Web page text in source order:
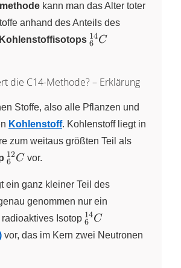
kann man das Alter toter
anhand des Anteils des
_{6}^{14}C
6
14C
die C14-Methode? – Erklärung
Stoffe, also alle Pflanzen und
Kohlenstoff. Kohlenstoff liegt in
zum weitaus größten Teil als
_{6}^{12}C
6
12C vor.
ein ganz kleiner Teil des
genommen nur ein
Isotop _{6}^{14}C
6
14C
vor, das im Kern zwei Neutronen